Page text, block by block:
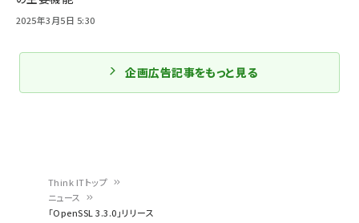
Think ITトップ
ニュース
「OpenSSL 3.3.0」リリース
2025年3月5日 5:30
企画広告記事をもっと見る